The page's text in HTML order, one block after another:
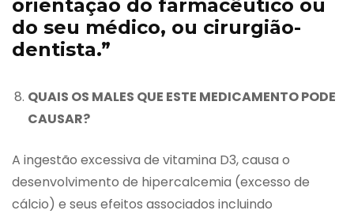
orientação do farmacêutico ou
do seu médico, ou cirurgião-
dentista.”
QUAIS OS MALES QUE ESTE MEDICAMENTO PODE
CAUSAR?
A ingestão excessiva de vitamina D3, causa o
desenvolvimento de hipercalcemia (excesso de
cálcio) e seus efeitos associados incluindo